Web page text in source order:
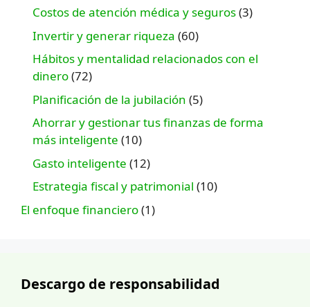
Costos de atención médica y seguros(3)
Invertir y generar riqueza (60)
Hábitos y mentalidad relacionados con el
dinero(72)
Planificación de la jubilación (5)
Ahorrar y gestionar tus finanzas de forma
más inteligente (10)
Gasto inteligente (12)
Estrategia fiscal y patrimonial (10)
El enfoque financiero(1)
Descargo de responsabilidad